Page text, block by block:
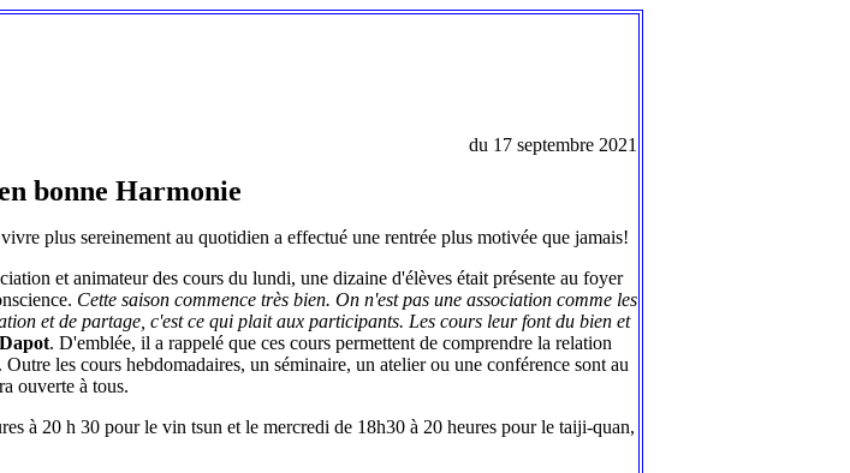
du 17 septembre 2021
bonne Harmonie
plus sereinement au quotidien a effectué une rentrée plus motivée que jamais!
et animateur des cours du lundi, une dizaine d'élèves était présente au foyer
Cette saison commence très bien. On n'est pas une association comme les
et de partage, c'est ce qui plait aux participants. Les cours leur font du bien et
. D'emblée, il a rappelé que ces cours permettent de comprendre la relation
les cours hebdomadaires, un séminaire, un atelier ou une conférence sont au
ouverte à tous.
à 20 h 30 pour le vin tsun et le mercredi de 18h30 à 20 heures pour le taiji-quan,